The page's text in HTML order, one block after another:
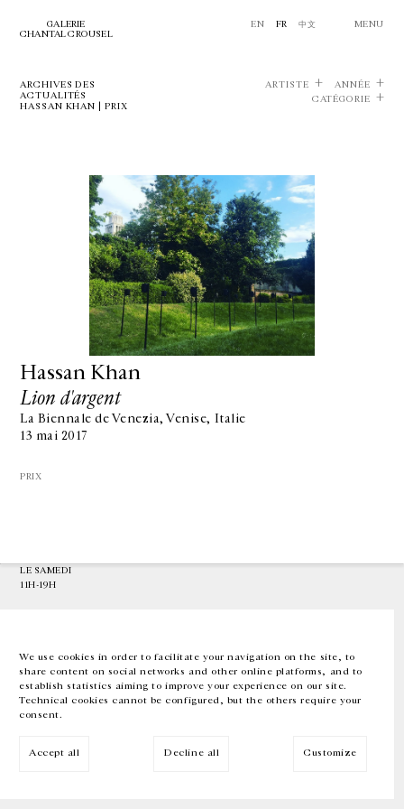
We use cookies in order to facilitate your navigation on the site, to
share content on social networks and other online platforms, and to
establish statistics aiming to improve your experience on our site.
Technical cookies cannot be configured, but the others require your
consent.
Accept all Decline all Customize
GALERIE
CHANTAL CROUSEL
EN FR 中文 MENU
ARCHIVES DES
ACTUALITÉS
HASSAN KHAN | PRIX
ARTISTE
ANNÉE
CATÉGORIE
Hassan Khan
Lion d'argent
La Biennale de Venezia, Venise, Italie
13 mai 2017
PRIX
T.+33 1 42 77 38 87
LE SAMEDI
11H-19H
EN FR 中文 Facebook Instagram
Inscrivez-vous à notre newsletter